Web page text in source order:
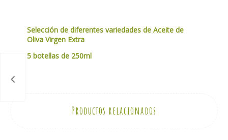
Selección de diferentes variedades de Aceite de
Oliva Virgen Extra
5 botellas de 250ml
Productos relacionados